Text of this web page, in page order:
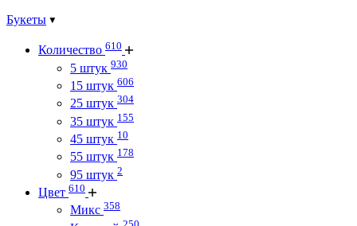
Букеты
Количество 610
5 штук 930
15 штук 606
25 штук 304
35 штук 155
45 штук 10
55 штук 178
95 штук 2
Цвет 610
Микс 358
250